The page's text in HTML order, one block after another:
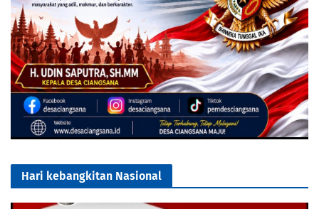
Hari kebangkitan Nasional